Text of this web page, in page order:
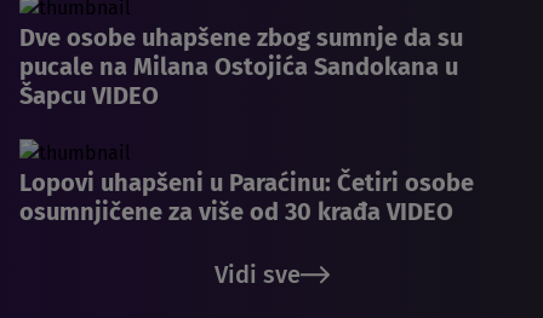
Dve osobe uhapšene zbog sumnje da su
pucale na Milana Ostojića Sandokana u
Šapcu VIDEO
Lopovi uhapšeni u Paraćinu: Četiri osobe
osumnjičene za više od 30 krađa VIDEO
Vidi sve